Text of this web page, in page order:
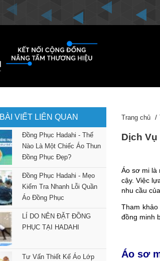
BÀI VIẾT LIÊN QUAN
Đồng Phục Hadahi - Thế
Nào Là Một Chiếc Áo Thun
Đồng Phục Đẹp?
Đồng Phục Hadahi - Mẹo
Kiểm Tra Nhanh Lỗi Quần
Áo Đồng Phục
LÍ DO NÊN ĐẶT ĐỒNG
PHỤC TẠI HADAHI
Tư Vấn Thiết Kế Áo Lớp
Trang chủ
Dịch
Áo sơ mi là
cậy. Việc
nhu cầu
Tham
đồng minh
Áo sơ